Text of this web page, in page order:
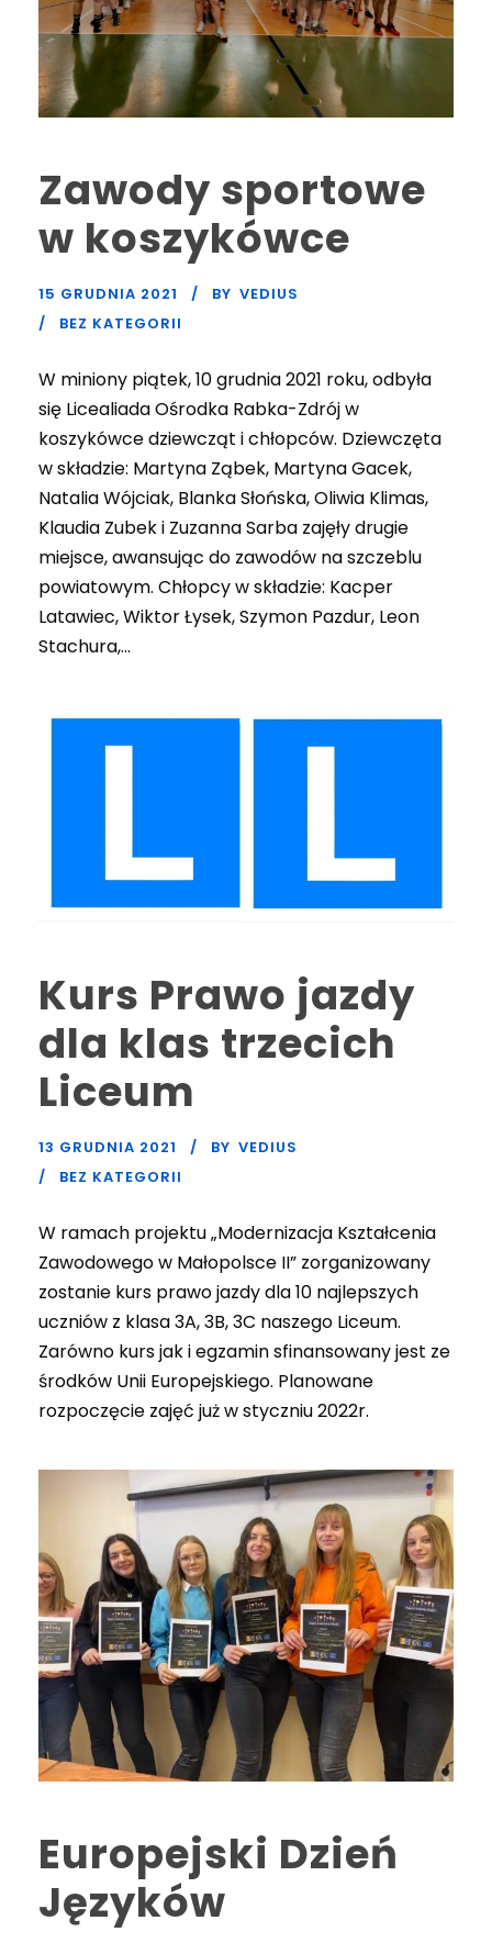
Zawody sportowe
w koszykówce
15 GRUDNIA 2021 BY VEDIUS
BEZ KATEGORII
W miniony piątek, 10 grudnia 2021 roku, odbyła
się Licealiada Ośrodka Rabka-Zdrój w
koszykówce dziewcząt i chłopców. Dziewczęta
w składzie: Martyna Ząbek, Martyna Gacek,
Natalia Wójciak, Blanka Słońska, Oliwia Klimas,
Klaudia Zubek i Zuzanna Sarba zajęły drugie
miejsce, awansując do zawodów na szczeblu
powiatowym. Chłopcy w składzie: Kacper
Latawiec, Wiktor Łysek, Szymon Pazdur, Leon
Stachura,...
Kurs Prawo jazdy
dla klas trzecich
Liceum
13 GRUDNIA 2021 BY VEDIUS
BEZ KATEGORII
W ramach projektu „Modernizacja Kształcenia
Zawodowego w Małopolsce II” zorganizowany
zostanie kurs prawo jazdy dla 10 najlepszych
uczniów z klasa 3A, 3B, 3C naszego Liceum.
Zarówno kurs jak i egzamin sfinansowany jest ze
środków Unii Europejskiego. Planowane
rozpoczęcie zajęć już w styczniu 2022r.
Europejski Dzień
Języków